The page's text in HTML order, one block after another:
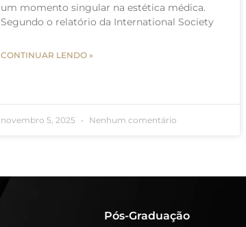
um momento singular na estética médica.
Segundo o relatório da International Society
CONTINUAR LENDO »
novembro 5, 2025 Nenhum comentário
Pós-Graduação